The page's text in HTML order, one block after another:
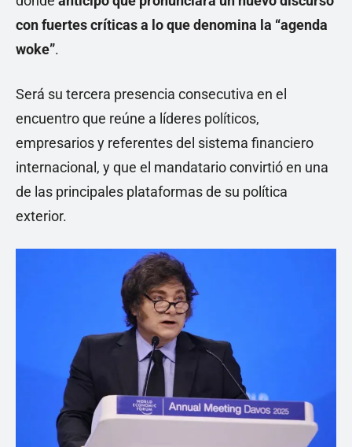
con fuertes críticas a lo que denomina la “agenda
woke”.
Será su tercera presencia consecutiva en el
encuentro que reúne a líderes políticos,
empresarios y referentes del sistema financiero
internacional, y que el mandatario convirtió en una
de las principales plataformas de su política
exterior.